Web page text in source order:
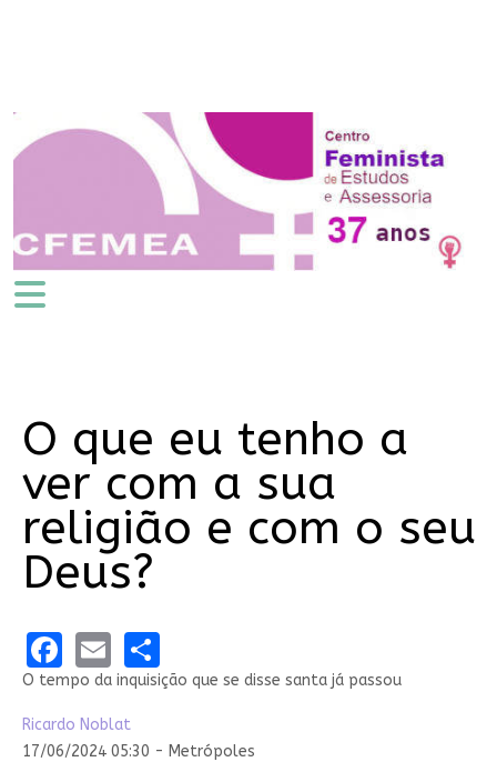
O que eu tenho a
ver com a sua
religião e com o seu
Deus?
Facebook
EmailShare
O tempo da inquisição que se disse santa já passou
Ricardo Noblat
17/06/2024 05:30 - Metrópoles